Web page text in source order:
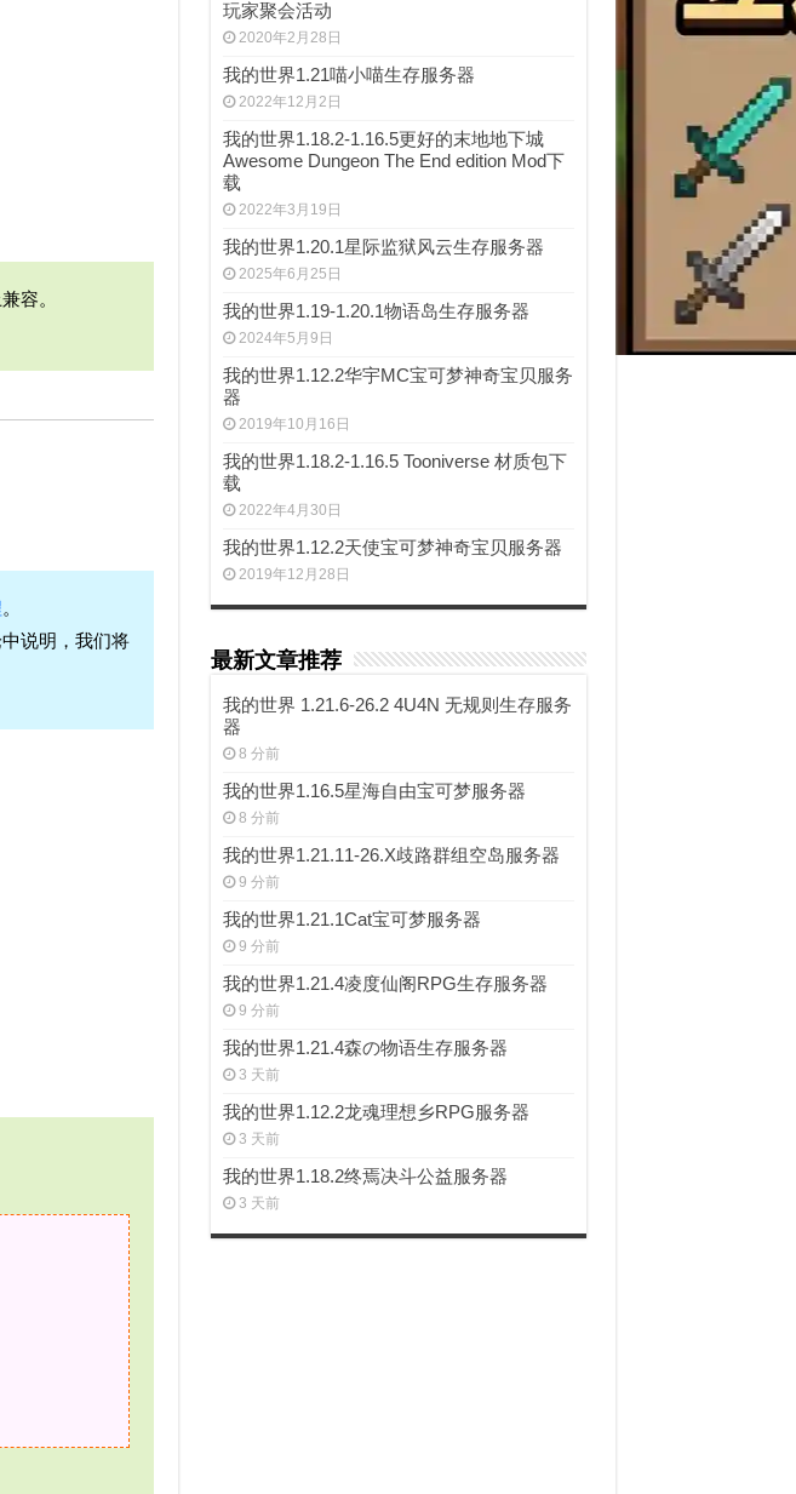
容。
。
说明，我们将
玩家聚会活动
2020年2月28日
我的世界1.21喵小喵生存服务器
2022年12月2日
我的世界1.18.2-1.16.5更好的末地地下城
Awesome Dungeon The End edition Mod下
载
2022年3月19日
我的世界1.20.1星际监狱风云生存服务器
2025年6月25日
我的世界1.19-1.20.1物语岛生存服务器
2024年5月9日
我的世界1.12.2华宇MC宝可梦神奇宝贝服务
器
2019年10月16日
我的世界1.18.2-1.16.5 Tooniverse 材质包下
载
2022年4月30日
我的世界1.12.2天使宝可梦神奇宝贝服务器
2019年12月28日
最新文章推荐
我的世界 1.21.6-26.2 4U4N 无规则生存服务
器
8 分前
我的世界1.16.5星海自由宝可梦服务器
8 分前
我的世界1.21.11-26.X歧路群组空岛服务器
9 分前
我的世界1.21.1Cat宝可梦服务器
9 分前
我的世界1.21.4凌度仙阁RPG生存服务器
9 分前
我的世界1.21.4森の物语生存服务器
3 天前
我的世界1.12.2龙魂理想乡RPG服务器
3 天前
我的世界1.18.2终焉决斗公益服务器
3 天前